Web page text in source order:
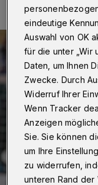
eindeutige
Auswahl von OK
für die unter „Wir
Daten, um Ihnen
Zwecke. Durch
Widerruf Ihrer
Wenn Tracker
Anzeigen
Sie. Sie können
um Ihre
zu widerrufen,
unteren Rand